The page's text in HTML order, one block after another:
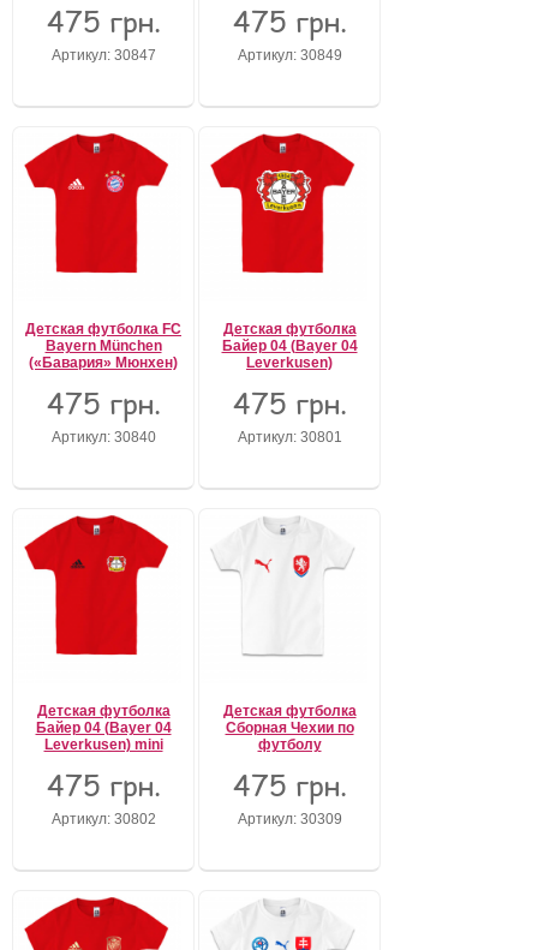
475 грн.
Артикул: 30847
475 грн.
Артикул: 30849
Детская футболка FC
Bayern München
(«Бавария» Мюнхен)
475 грн.
Артикул: 30840
Детская футболка
Байер 04 (Bayer 04
Leverkusen)
475 грн.
Артикул: 30801
Детская футболка
Байер 04 (Bayer 04
Leverkusen) mini
475 грн.
Артикул: 30802
Детская футболка
Сборная Чехии по
футболу
475 грн.
Артикул: 30309